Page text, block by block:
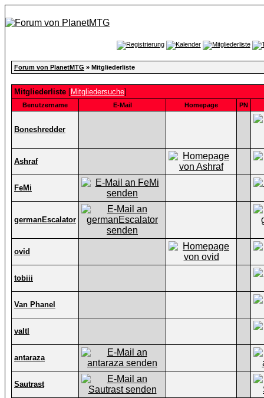
Forum von PlanetMTG » Mitgliederliste
Mitgliederliste [Mitgliedersuche]
Benutzername E-Mail Homepage PN
Boneshredder
Ashraf
FeMi
germanEscalator
ovid
tobiii
Van Phanel
valtl
antaraza
Sautrast